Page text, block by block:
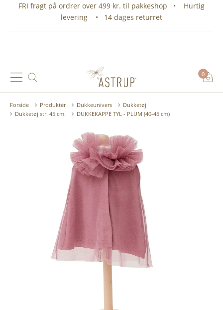
FRI fragt på ordrer over 499 kr. til pakkeshop • Hurtig
levering • 14 dages returret
0
Forside Produkter Dukkeunivers
Dukketøj
Dukketøj str. 45 cm.
DUKKEKAPPE TYL - PLUM (40-45 cm)